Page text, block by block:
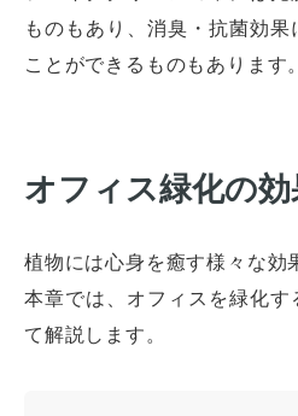
ものもあり、消臭・抗菌効
ことができるものもあります。
オフィス緑化の
植物には心身を癒す様々な効
本章では、オフィスを緑化
て解説します。